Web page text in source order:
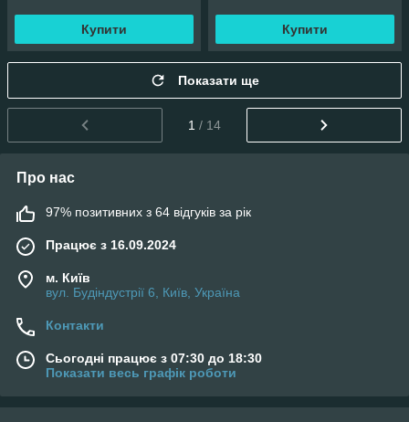
Купити Купити
Показати ще
1 / 14
Про нас
97% позитивних з 64 відгуків за рік
Працює з 16.09.2024
м. Київ
вул. Будіндустрії 6, Київ, Україна
Контакти
Сьогодні працює з 07:30 до 18:30
Показати весь графік роботи